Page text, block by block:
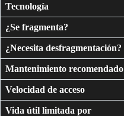
Tecnología
¿Se fragmenta?
¿Necesita desfragmentación?
Mantenimiento recomendado
Velocidad de acceso
Vida útil limitada por